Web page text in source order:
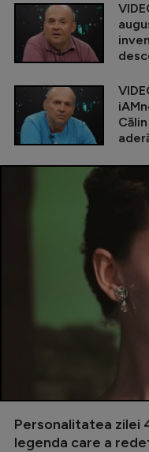
Personalitatea zilei
legenda care a